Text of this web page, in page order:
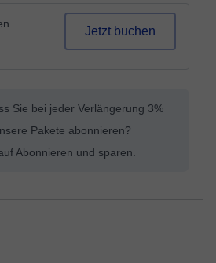
Jetzt buchen
Sie bei jeder Verlängerung 3%
Pakete abonnieren?
Abonnieren und sparen.